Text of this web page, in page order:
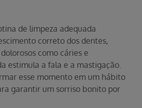
de limpeza adequada
correto dos dentes,
como cáries e
estimula a fala e a mastigação.
esse momento em um hábito
garantir um sorriso bonito por